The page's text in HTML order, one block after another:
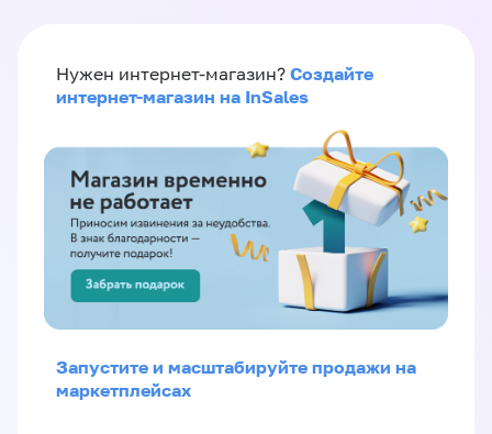
Нужен интернет-магазин? Создайте
интернет-магазин на InSales
Запустите и масштабируйте продажи на
маркетплейсах